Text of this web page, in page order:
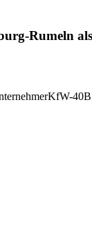
Rumeln
KfW-40